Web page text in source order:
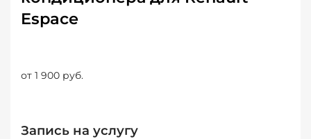
Espace
от 1 900 руб.
Запись на услугу